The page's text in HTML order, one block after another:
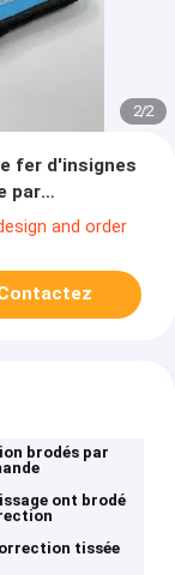
2/2
fer d'insignes
par
and order
brodés par
ont brodé
tissée